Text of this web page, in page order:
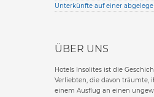
Unterkünfte auf einer
ÜBER UNS
Hotels Insolites ist die
Verliebten, die davon träumte,
einem Ausflug an einen